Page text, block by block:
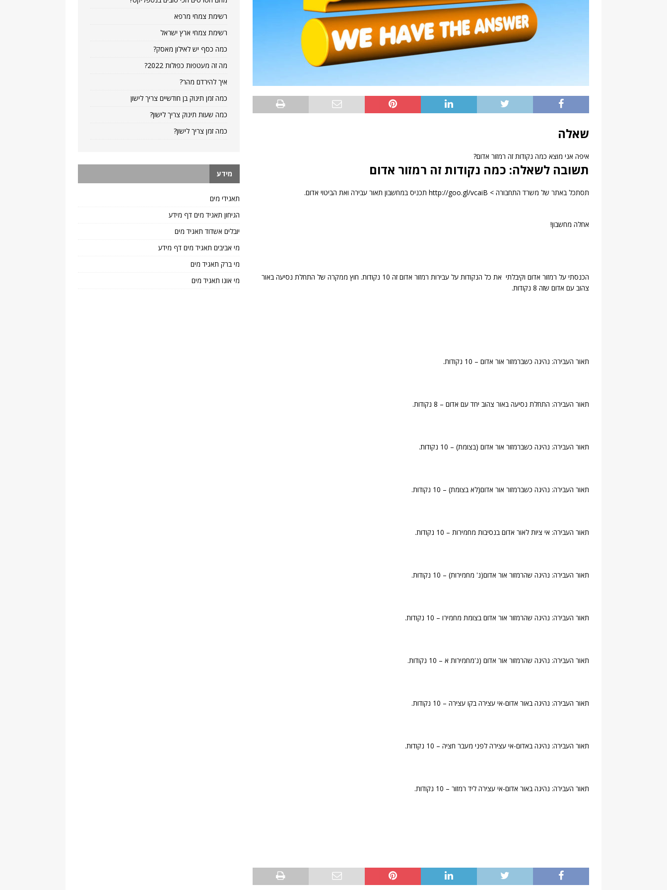
שאלה
איפה אני מוצא כמה נקודות זה רמזור אדום?
תשובה לשאלה: כמה נקודות זה רמזור אדום
תסתכל באתר של משרד התחבורה > http://goo.gl/vcaiB תכניס במחשבון תאור עבירה ואת הביטוי אדום.
אחלה מחשבון!
הכנסתי על רמזור אדום וקיבלתי את כל הנקודות על עבירות רמזור אדום זה 10 נקודות. חוץ ממקרה של התחלת נסיעה באור
צהוב עם אדום שזה 8 נקודות.
תאור העבירה: נהיגה כשברמזור אור אדום – 10 נקודות.
תאור העבירה: התחלת נסיעה באור צהוב יחד עם אדום – 8 נקודות.
תאור העבירה: נהיגה כשברמזור אור אדום (בצומת) – 10 נקודות.
תאור העבירה: נהיגה כשברמזור אור אדום(לא בצומת) – 10 נקודות.
תאור העבירה: אי ציות לאור אדום בנסיבות מחמירות – 10 נקודות.
תאור העבירה: נהיגה שהרמזור אור אדום(נ' מחמירות) – 10 נקודות.
תאור העבירה: נהיגה שהרמזור אור אדום בצומת מחמירו – 10 נקודות.
תאור העבירה: נהיגה שהרמזור אור אדום (נ'מחמירות א – 10 נקודות.
תאור העבירה: נהיגה באור אדום-אי עצירה בקו עצירה – 10 נקודות.
תאור העבירה: נהיגה באדום-אי עצירה לפני מעבר חציה – 10 נקודות.
תאור העבירה: נהיגה באור אדום-אי עצירה ליד רמזור – 10 נקודות.
רשימת צמחי מרפא
רשימת צמחי ארץ ישראל
כמה כסף יש לאילון מאסק?
מה זה מעטפות כפולות 2022?
איך להירדם מהר?
כמה זמן תינוק בן חודשיים צריך לישון
כמה שעות תינוק צריך לישון?
כמה זמן צריך לישון?
מידע
תאגידי מים
הגיחון תאגיד מים דף מידע
יובלים אשדוד תאגיד מים
מי אביבים תאגיד מים דף מידע
מי ברק תאגיד מים
מי אונו תאגיד מים